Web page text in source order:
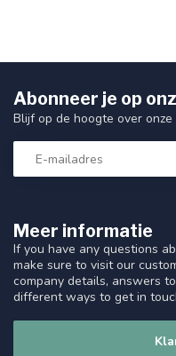
Meer informatie
If you have any questions
make sure to visit our
company details, answers
different ways to get in
Abonneer je op
Blijf op de hoogte over